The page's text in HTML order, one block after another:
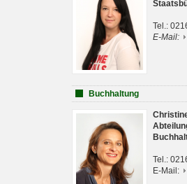
Tel.:
E-Mail:
Buchhaltung
Tel.:
E-Mail: